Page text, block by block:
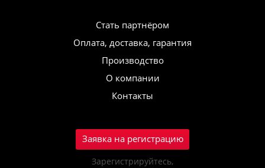
Стать партнёром
Оплата, доставка, гарантия
Производство
О компании
Контакты
Заявка на регистрацию
Зарегистрируйтесь,